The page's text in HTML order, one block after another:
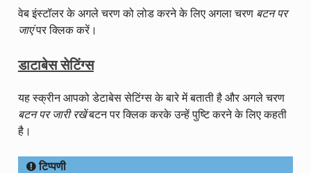
वेब इंस्टॉलर के अगले चरण को लोड करने के लिए अगला चरण बटन पर
जाएंपर क्लिक करें।
डाटाबेस सेटिंग्स
यह स्क्रीन आपको डेटाबेस सेटिंग्स के बारे में बताती है और अगले चरण
बटन पर जारी रखेंबटन पर क्लिक करके उन्हें पुष्टि करने के लिए कहती
है।
टिप्पणी